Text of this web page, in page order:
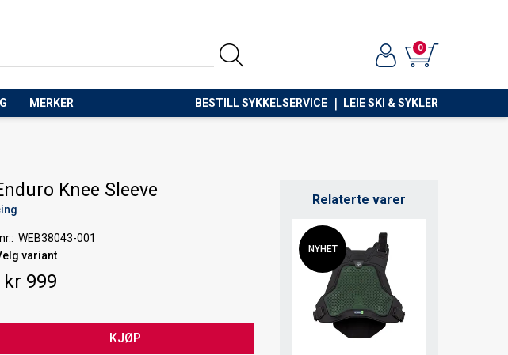
0
MERKER BESTILL SYKKELSERVICE LEIE SKI & SYKLER
Knee Sleeve
WEB38043-001
variant
kr 999
KJØP
Relaterte varer
NYHET